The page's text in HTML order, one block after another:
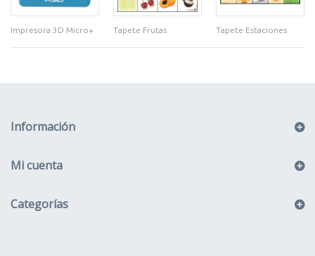
Impresora 3D Micro+ Tapete Frutas Tapete Estaciones
Información
Mi cuenta
Categorías